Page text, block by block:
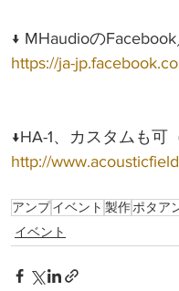
↓ MHaudioの
https://ja-
↓HA-1、カスタムも可
http://
アンプイベント 製作ポタア
イベント